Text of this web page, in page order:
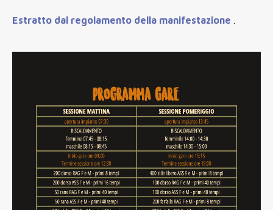
Estratto dal regolamento della manifestazione